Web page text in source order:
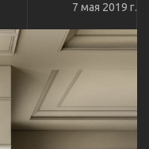
7 мая 2019 г.